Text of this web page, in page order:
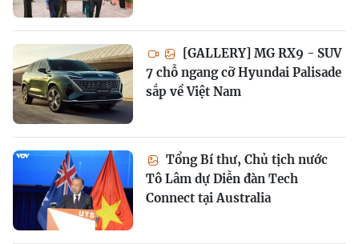
[GALLERY] MG RX9 - SUV
7 chỗ ngang cỡ Hyundai Palisade
sắp về Việt Nam
Tổng Bí thư, Chủ tịch nước
Tô Lâm dự Diễn đàn Tech
Connect tại Australia